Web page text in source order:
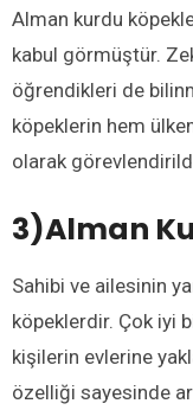
Alman kurdu
kabul görmüştür.
öğrendikleri de
köpeklerin hem
olarak
3)Alman
Sahibi ve ailesinin
köpeklerdir. Çok iyi
kişilerin evlerine
özelliği sayesinde